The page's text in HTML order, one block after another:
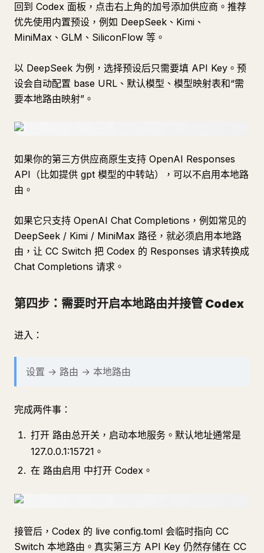
回到 Codex 面板，点击右上角的加号添加供应商。推荐
优先使用内置预设，例如 DeepSeek、Kimi、
MiniMax、GLM、SiliconFlow 等。
以 DeepSeek 为例，选择预设后只需要填 API Key。预
设会自动配置 base URL、默认模型、模型映射表和“需
要本地路由映射”。
如果你的第三方供应商原生支持 OpenAI Responses
API（比如提供 gpt 模型的中转站），可以不启用本地路
由。
如果它只支持 OpenAI Chat Completions，例如常见的
DeepSeek / Kimi / MiniMax 路径，就必须启用本地路
由，让 CC Switch 把 Codex 的 Responses 请求转换成
Chat Completions 请求。
第四步：需要时开启本地路由并接管 Codex
进入：
设置 → 路由 → 本地路由
完成两件事：
打开 路由总开关，启动本地服务。默认地址通常是
127.0.0.1:15721。
在 路由启用 中打开 Codex。
接管后，Codex 的 live config.toml 会临时指向 CC
Switch 本地路由。真实第三方 API Key 仍然存储在 CC